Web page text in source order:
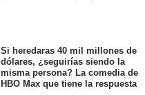
Si heredaras 40 mil millones de
dólares, ¿seguirías siendo la
misma persona? La comedia de
HBO Max que tiene la respuesta